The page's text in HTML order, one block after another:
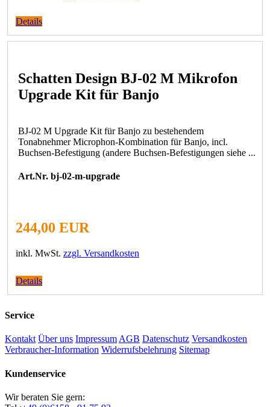
Details
Schatten Design BJ-02 M Mikrofon
Upgrade Kit für Banjo
BJ-02 M Upgrade Kit für Banjo zu bestehendem
Tonabnehmer Microphon-Kombination für Banjo, incl.
Buchsen-Befestigung (andere Buchsen-Befestigungen siehe ...
Art.Nr. bj-02-m-upgrade
244,00 EUR
inkl. MwSt. zzgl. Versandkosten
Details
Service
Kontakt Über uns ImpressumAGB Datenschutz Versandkosten
Verbraucher-Information Widerrufsbelehrung Sitemap
Kundenservice
Wir beraten Sie gern: